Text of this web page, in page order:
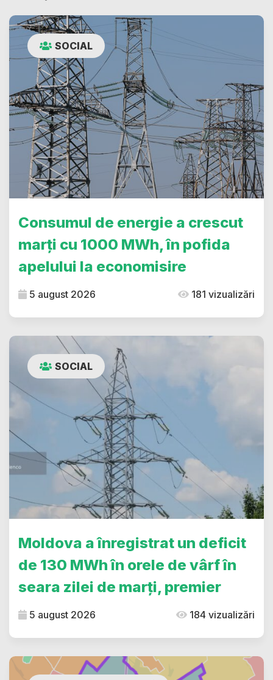
SOCIAL
Consumul de energie a crescut
marți cu 1000 MWh, în pofida
apelului la economisire
5 august 2026 181 vizualizări
SOCIAL
Moldova a înregistrat un deficit
de 130 MWh în orele de vârf în
seara zilei de marți, premier
5 august 2026 184 vizualizări